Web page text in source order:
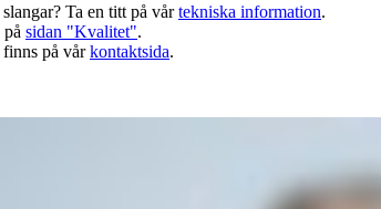
Ta en titt på vårtekniska information.
sidan "Kvalitet".
finns på vårkontaktsida.